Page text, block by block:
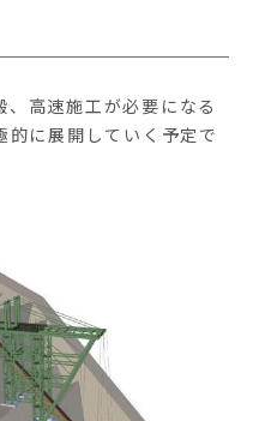
高速施工が必要になる
的に展開していく予定で